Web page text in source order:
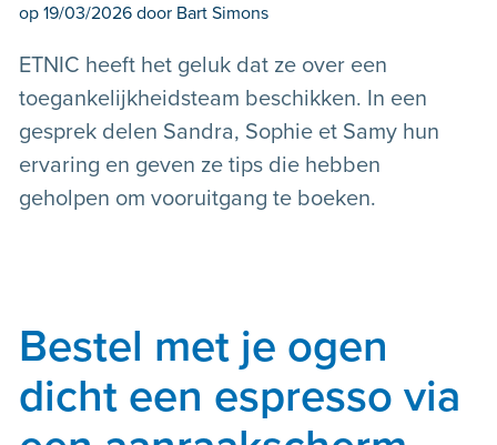
op 19/03/2026 door Bart Simons
ETNIC heeft het geluk dat ze over een
toegankelijkheidsteam beschikken. In een
gesprek delen Sandra, Sophie et Samy hun
ervaring en geven ze tips die hebben
geholpen om vooruitgang te boeken.
Bestel met je ogen
dicht een espresso via